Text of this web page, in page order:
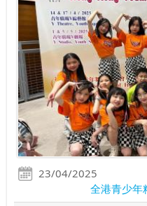
23/04/2025
全港青少年